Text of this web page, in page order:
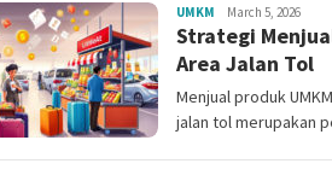
UMKM Mala
Citraning
March 5, 2026
Strategi
Area Jalan Tol
Menjual produk
jalan tol merupakan